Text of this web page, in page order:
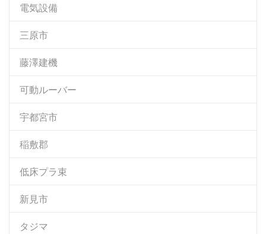
電気設備
三原市
藤澤建機
可動ルーバー
宇都宮市
稲敷郡
低床プラ束
新見市
タジマ